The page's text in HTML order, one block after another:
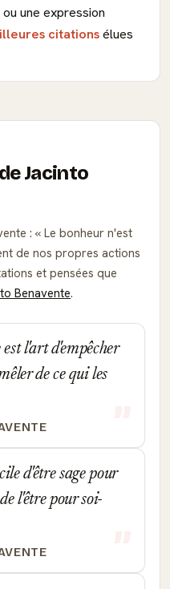
une expression
citationsélues
Jacinto
:
Le bonheur n'est
de nos propres actions
et pensées que
Benavente.
l'art d'empêcher
de ce qui les
d'être sage pour
l'être pour soi-